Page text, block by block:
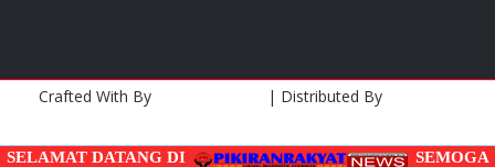
Crafted With By | Distributed By
SELAMAT DATANG DI SEMOGA